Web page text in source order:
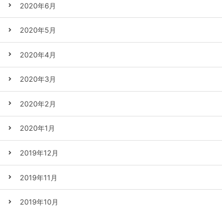
2020年6月
2020年5月
2020年4月
2020年3月
2020年2月
2020年1月
2019年12月
2019年11月
2019年10月